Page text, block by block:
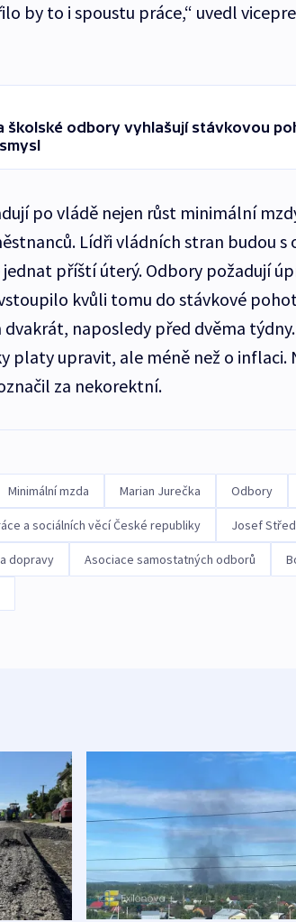
by to i spoustu práce,“ uvedl
školské odbory vyhlašují stávkovou
po vládě nejen růst minimální
Lídři vládních stran budou s
jednat příští úterý. Odbory požadují
kvůli tomu do stávkové
naposledy před dvěma
platy upravit, ale méně než o
za nekorektní.
Minimální mzda Marian Jurečka Odbory
a sociálních věcí České republiky Josef
dopravy Asociace samostatných odborů